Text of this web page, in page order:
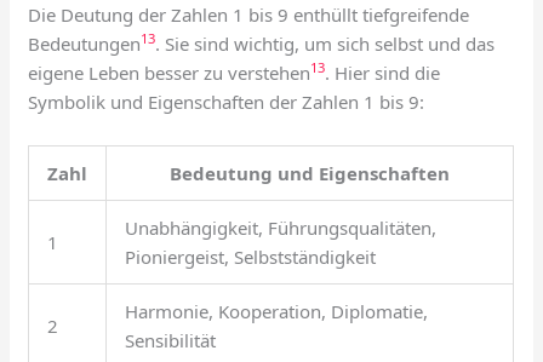
Die Deutung der Zahlen 1 bis 9 enthüllt tiefgreifende
Bedeutungen13. Sie sind wichtig, um sich selbst und das
eigene Leben besser zu verstehen13. Hier sind die
Symbolik und Eigenschaften der Zahlen 1 bis 9:
Zahl Bedeutung und Eigenschaften
1
Unabhängigkeit, Führungsqualitäten,
Pioniergeist, Selbstständigkeit
2
Harmonie, Kooperation, Diplomatie,
Sensibilität